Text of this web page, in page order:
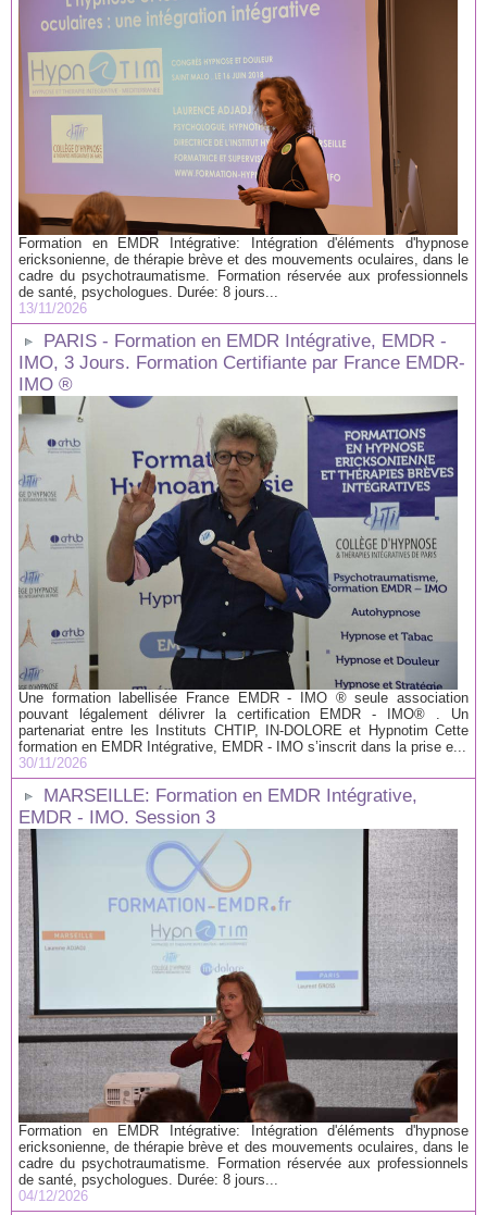
Formation en EMDR Intégrative: Intégration d'éléments d'hypnose
ericksonienne, de thérapie brève et des mouvements oculaires, dans le
cadre du psychotraumatisme. Formation réservée aux professionnels
de santé, psychologues. Durée: 8 jours...
13/11/2026
PARIS - Formation en EMDR Intégrative, EMDR -
IMO, 3 Jours. Formation Certifiante par France EMDR-
IMO ®
Une formation labellisée France EMDR - IMO ® seule association
pouvant légalement délivrer la certification EMDR - IMO® . Un
partenariat entre les Instituts CHTIP, IN-DOLORE et Hypnotim Cette
formation en EMDR Intégrative, EMDR - IMO s’inscrit dans la prise e...
30/11/2026
MARSEILLE: Formation en EMDR Intégrative,
EMDR - IMO. Session 3
Formation en EMDR Intégrative: Intégration d'éléments d'hypnose
ericksonienne, de thérapie brève et des mouvements oculaires, dans le
cadre du psychotraumatisme. Formation réservée aux professionnels
de santé, psychologues. Durée: 8 jours...
04/12/2026